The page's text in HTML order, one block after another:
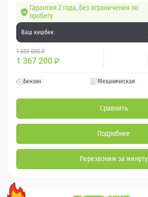
Гарантия 2 года, без ограничения по
пробегу
Ваш кешбек
1 809 000 ₽
1 367 200 ₽
Бензин Механическая
Сравнить
Подробнее
Перезвоним за минуту